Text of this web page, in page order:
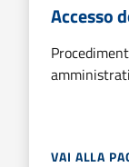
Accesso
VAI ALLA